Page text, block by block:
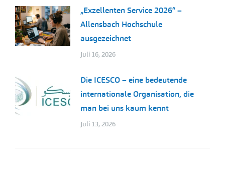
„Exzellenten Service 2026“ –
Allensbach Hochschule
ausgezeichnet
Juli 16, 2026
Die ICESCO – eine bedeutende
internationale Organisation, die
man bei uns kaum kennt
Juli 13, 2026